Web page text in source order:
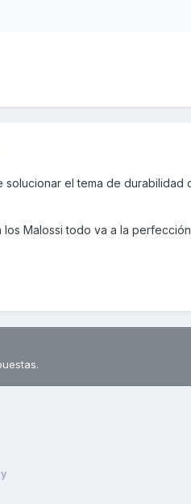
solucionar el tema de
los Malossi todo va a la